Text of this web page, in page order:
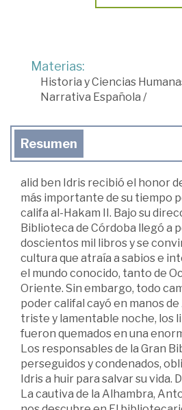
Materias:
Historia y Ciencias
Narrativa Española /
Resumen
alid ben Idris recibió el honor
más importante de su tiempo
califa al-Hakam II. Bajo su
Biblioteca de Córdoba llegó a
doscientos mil libros y se
cultura que atraía a sabios e
el mundo conocido, tanto de
Oriente. Sin embargo, todo
poder califal cayó en manos de
triste y lamentable noche, los
fueron quemados en una
Los responsables de la Gran
perseguidos y condenados,
Idris a huir para salvar su vida.
La cautiva de la Alhambra,